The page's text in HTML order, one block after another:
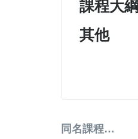
課程大綱
其他
同名課程…